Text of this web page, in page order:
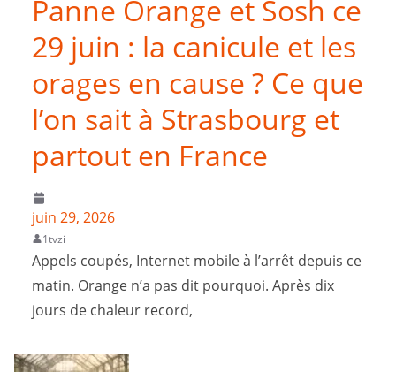
Panne Orange et Sosh ce
29 juin : la canicule et les
orages en cause ? Ce que
l’on sait à Strasbourg et
partout en France
juin 29, 2026
1tvzi
Appels coupés, Internet mobile à l’arrêt depuis ce
matin. Orange n’a pas dit pourquoi. Après dix
jours de chaleur record,